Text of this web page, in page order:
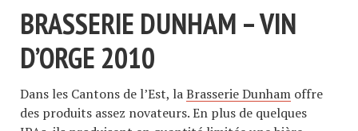
BRASSERIE DUNHAM – VIN
D’ORGE 2010
Dans les Cantons de l’Est, laBrasserie Dunham offre
des produits assez novateurs. En plus de quelques